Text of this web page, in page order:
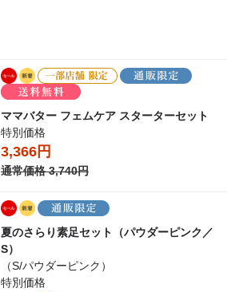
ママバター フェムケア スターターセット
特別価格
3,366円
通常価格 3,740円
夏のさらり素足セット（パウダーピンク／
S）
（S/パウダーピンク）
特別価格